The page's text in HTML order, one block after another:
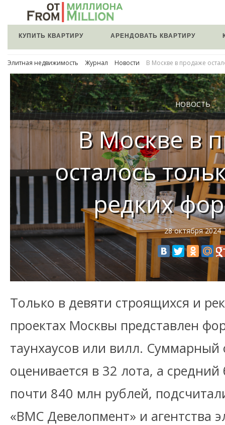
КУПИТЬ КВАРТИРУ АРЕНДОВАТЬ КВАРТИРУ
Элитная недвижимость Журнал Новости В Москве в продаже
НОВОСТЬ
В Москве в
осталось
редких
28 октября 2024
Только в девяти строящихся и
проектах Москвы представлен
таунхаусов или вилл.
оценивается в 32 лота, а
почти 840 млн рублей,
«ВМС Девелопмент» и агентства